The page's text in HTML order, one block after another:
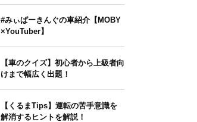
#みぃぱーきんぐの車紹介【MOBY
×YouTuber】
【車のクイズ】初心者から上級者向
けまで幅広く出題！
【くるまTips】運転の苦手意識を
解消するヒントを解説！